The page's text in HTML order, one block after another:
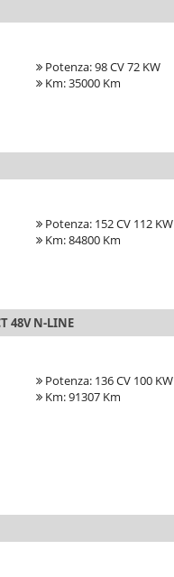
Potenza: 98 CV 72 KW
Km: 35000 Km
Potenza: 152 CV 112 KW
Km: 84800 Km
48V N-LINE
Potenza: 136 CV 100 KW
Km: 91307 Km